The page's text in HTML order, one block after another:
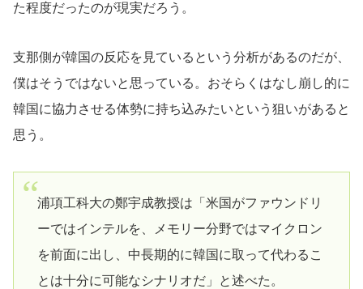
た程度だったのが現実だろう。
支那側が韓国の反応を見ているという分析があるのだが、
僕はそうではないと思っている。おそらくはなし崩し的に
韓国に協力させる体勢に持ち込みたいという狙いがあると
思う。
浦項工科大の鄭宇成教授は「米国がファウンドリ
ーではインテルを、メモリー分野ではマイクロン
を前面に出し、中長期的に韓国に取って代わるこ
とは十分に可能なシナリオだ」と述べた。